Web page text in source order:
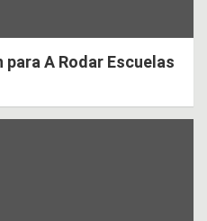
A Rodar Escuelas